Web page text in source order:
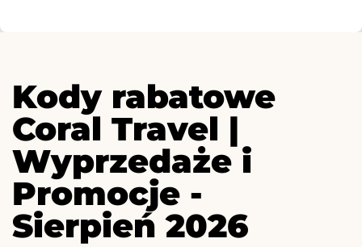
Kody rabatowe
Coral Travel |
Wyprzedaże i
Promocje -
Sierpień 2026